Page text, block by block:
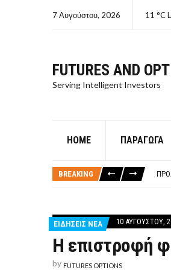
7 Αυγούστου, 2026 11 °C
FUTURES AND
Serving Intelligent Investors
HOME ΠΑΡΆΓΩΓΑ
BREAKING
ΕΙΔΗΣΕΙΣ ΝΕΑ 10 ΑΥΓΟΎΣΤΟΥ,
Η επιστροφή
by FUTURES OPTIONS